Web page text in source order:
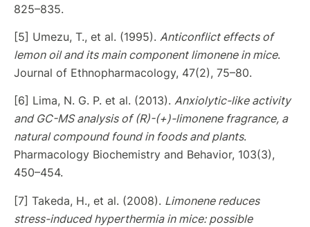
825–835.
[5] Umezu, T., et al. (1995). Anticonflict effects of
lemon oil and its main component limonene in mice.
Journal of Ethnopharmacology, 47(2), 75–80.
[6] Lima, N. G. P. et al. (2013). Anxiolytic-like activity
and GC-MS analysis of (R)-(+)-limonene fragrance, a
natural compound found in foods and plants.
Pharmacology Biochemistry and Behavior, 103(3),
450–454.
[7] Takeda, H., et al. (2008). Limonene reduces
stress-induced hyperthermia in mice: possible